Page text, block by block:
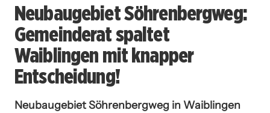
Neubaugebiet Söhrenbergweg:
Gemeinderat spaltet
Waiblingen mit knapper
Entscheidung!
Neubaugebiet Söhrenbergweg in Waiblingen